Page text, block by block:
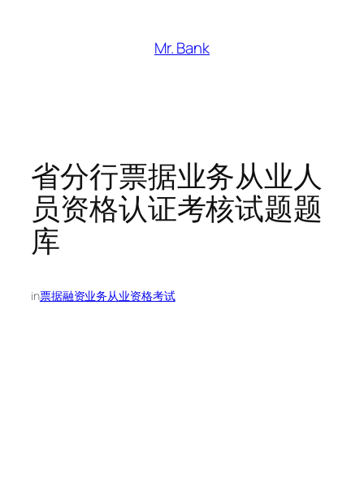
Mr. Bank
省分行票据业务从业人
员资格认证考核试题题
库
in票据融资业务从业资格考试